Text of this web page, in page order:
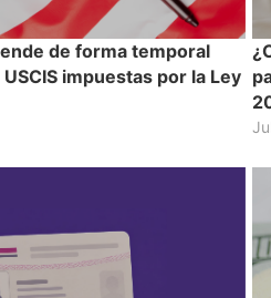
de forma temporal
impuestas por la Ley